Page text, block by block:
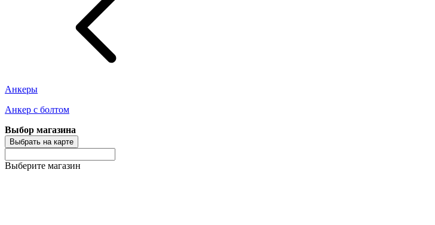
Анкеры
Анкер с болтом
Выбор магазина
Выбрать на карте
Выберите магазин